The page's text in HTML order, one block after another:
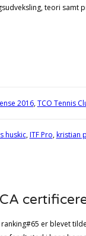
teori samt
2016,TCO Tennis
huskic,ITF Pro,kristian
er blevet